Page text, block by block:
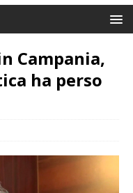
Campania,
ha perso